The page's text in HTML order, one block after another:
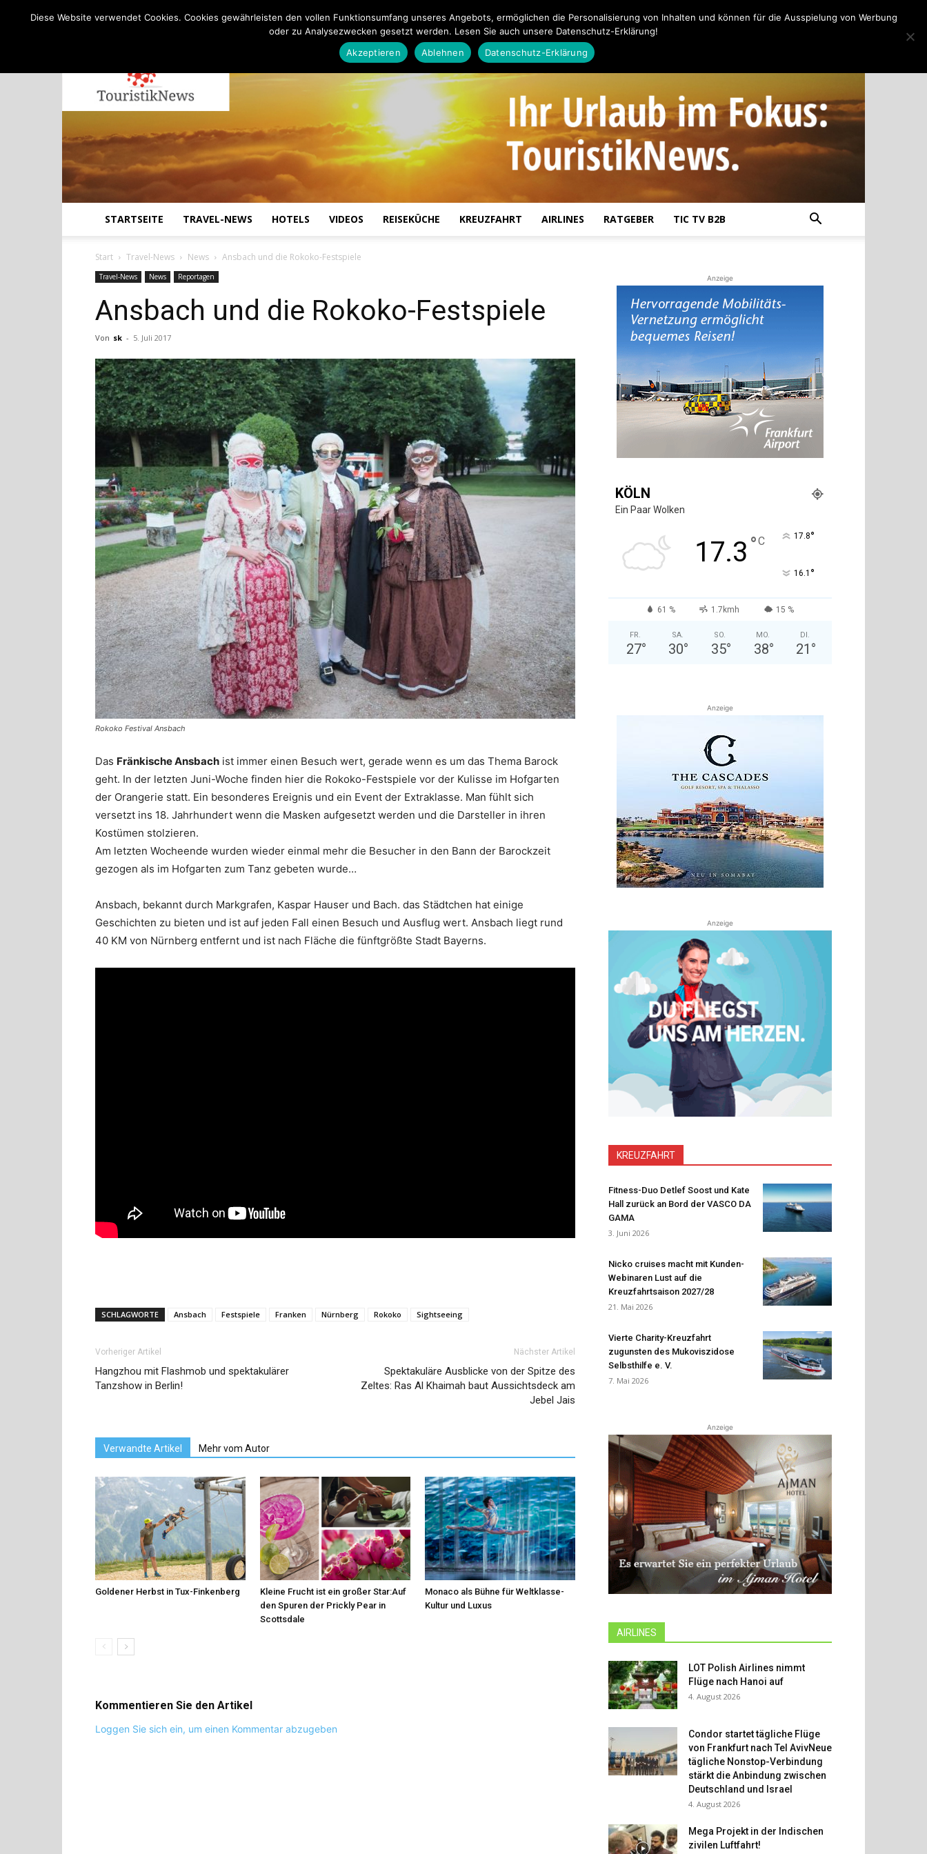
Touristiknews
und
Reiseempfehlungen.
STARTSEITE TRAVEL-NEWS HOTELS VIDEOS REISEKÜCHE KREUZFAHRT AIRLINES RATGEBER TIC TV B2B
Start Travel-News News Ansbach und die Rokoko-Festspiele
Travel-News News Reportagen
Ansbach und die Rokoko-Festspiele
Von sk - 5. Juli 2017
Rokoko Festival Ansbach
Das Fränkische Ansbach ist immer einen Besuch wert, gerade wenn es um das Thema Barock
geht. In der letzten Juni-Woche finden hier die Rokoko-Festspiele vor der Kulisse im Hofgarten
der Orangerie statt. Ein besonderes Ereignis und ein Event der Extraklasse. Man fühlt sich
versetzt ins 18. Jahrhundert wenn die Masken aufgesetzt werden und die Darsteller in ihren
Kostümen stolzieren.
Am letzten Wocheende wurden wieder einmal mehr die Besucher in den Bann der Barockzeit
gezogen als im Hofgarten zum Tanz gebeten wurde…
Ansbach, bekannt durch Markgrafen, Kaspar Hauser und Bach. das Städtchen hat einige
Geschichten zu bieten und ist auf jeden Fall einen Besuch und Ausflug wert. Ansbach liegt rund
40 KM von Nürnberg entfernt und ist nach Fläche die fünftgrößte Stadt Bayerns.
SCHLAGWORTE Ansbach Festspiele Franken Nürnberg Rokoko Sightseeing
Vorheriger Artikel
Hangzhou mit Flashmob und spektakulärer
Tanzshow in Berlin!
Nächster Artikel
Spektakuläre Ausblicke von der Spitze des
Zeltes: Ras Al Khaimah baut Aussichtsdeck am
Jebel Jais
Verwandte Artikel Mehr vom Autor
Goldener Herbst in Tux-Finkenberg
Kleine Frucht ist ein großer Star:Auf
den Spuren der Prickly Pear in
Scottsdale
Monaco als Bühne für Weltklasse-
Kultur und Luxus
Kommentieren Sie den Artikel
Loggen Sie sich ein, um einen Kommentar abzugeben
Anzeige
KÖLN
Ein Paar Wolken
17.3 °C 17.8°
16.1 °
61 % 1.7kmh 15 %
FR.
27°
SA.
30°
SO.
35°
MO.
38°
DI.
21 °
Anzeige
Anzeige
KREUZFAHRT
Fitness-Duo Detlef Soost und Kate
Hall zurück an Bord der VASCO DA
GAMA
3. Juni 2026
Nicko cruises macht mit Kunden-
Webinaren Lust auf die
Kreuzfahrtsaison 2027/28
21. Mai 2026
Vierte Charity-Kreuzfahrt
zugunsten des Mukoviszidose
Selbsthilfe e. V.
7. Mai 2026
Anzeige
AIRLINES
LOT Polish Airlines nimmt
Flüge nach Hanoi auf
4. August 2026
Condor startet tägliche Flüge
von Frankfurt nach Tel AvivNeue
tägliche Nonstop-Verbindung
stärkt die Anbindung zwischen
Deutschland und Israel
4. August 2026
Mega Projekt in der Indischen
zivilen Luftfahrt!
Diese Website verwendet Cookies. Cookies gewährleisten den vollen Funktionsumfang unseres Angebots, ermöglichen die Personalisierung von Inhalten und können für die Ausspielung von Werbung
oder zu Analysezwecken gesetzt werden. Lesen Sie auch unsere Datenschutz-Erklärung!
Akzeptieren
Ablehnen Datenschutz-Erklärung